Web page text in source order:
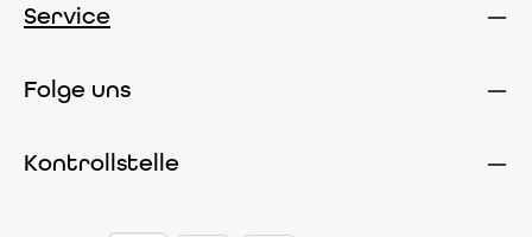
Service
Folge uns
Kontrollstelle